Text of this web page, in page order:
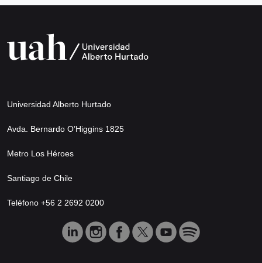
Universidad Alberto Hurtado
Avda. Bernardo O’Higgins 1825
Metro Los Héroes
Santiago de Chile
Teléfono +56 2 2692 0200